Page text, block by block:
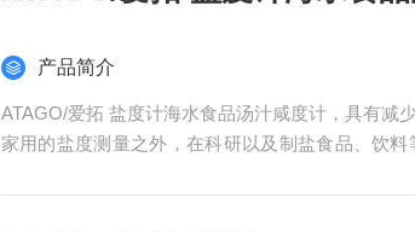
产品简介
ATAGO/爱拓 盐度计海水食品汤汁咸度计，具有减
家用的盐度测量之外，在科研以及制盐食品、饮